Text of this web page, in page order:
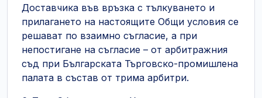
Доставчика във връзка с тълкуването и
прилагането на настоящите Общи условия се
решават по взаимно съгласие, а при
непостигане на съгласие – от арбитражния
съд при Българската Търговско-промишлена
палата в състав от трима арбитри.